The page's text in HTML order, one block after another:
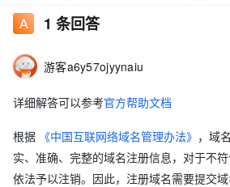
1 条回答
游客a6y57ojyynaiu
详细解答可以参考官方帮助文档
根据 《中国互联网络域名管理办法》 ，域
实、准确、完整的域名注册信息，对于不
依法予以注销。因此，注册域名需要提交